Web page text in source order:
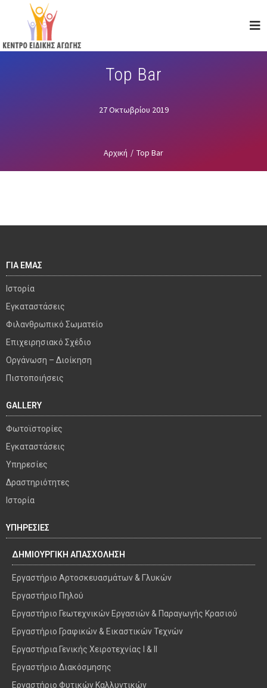
content
Top Bar
27 Οκτωβρίου 2019
Αρχική / Top Bar
ΓΙΑ ΕΜΑΣ
Ιστορία
Εγκαταστάσεις
Φιλανθρωπικό Σωματείο
Επιχειρησιακό Σχέδιο
Οργάνωση – Διοίκηση
Πιστοποιήσεις
GALLERY
Φωτοϊστορίες
Εγκαταστάσεις
Υπηρεσίες
Δραστηριότητες
Ιστορία
ΥΠΗΡΕΣΙΕΣ
ΔΗΜΙΟΥΡΓΙΚΗ ΑΠΑΣΧΟΛΗΣΗ
Εργαστήριο Αρτοσκευασμάτων & Γλυκών
Εργαστήριο Πηλού
Εργαστήριο Γεωτεχνικών Εργασιών & Παραγωγής Κρασιού
Εργαστήριο Γραφικών & Εικαστικών Τεχνών
Εργαστήρια Γενικής Χειροτεχνίας I & II
Εργαστήριο Διακόσμησης
Εργαστήριο Φυτικών Καλλυντικών